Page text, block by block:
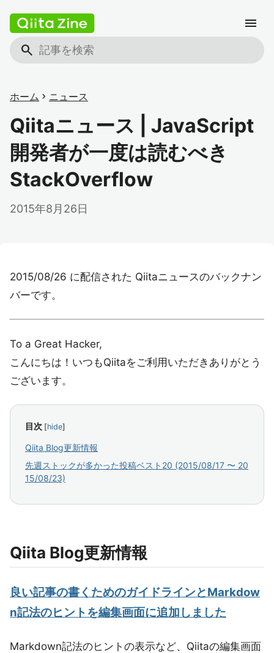
search
menu
ホーム chevron_right ニュース
Qiitaニュース | JavaScript
開発者が一度は読むべき
StackOverflow
2015年8月26日
2015/08/26 に配信された Qiitaニュースのバックナン
バーです。
To a Great Hacker,
こんにちは！いつもQiitaをご利用いただきありがとう
ございます。
目次 [hide]
Qiita Blog更新情報
先週ストックが多かった投稿ベスト20 (2015/08/17 〜 20
15/08/23)
Qiita Blog更新情報
良い記事の書くためのガイドラインとMarkdow
n記法のヒントを編集画面に追加しました
Markdown記法のヒントの表示など、Qiitaの編集画面